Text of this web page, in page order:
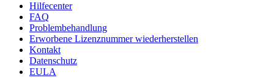
Hilfecenter
FAQ
Problembehandlung
Erworbene Lizenznummer wiederherstellen
Kontakt
Datenschutz
EULA